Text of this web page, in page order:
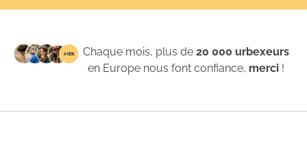
Chaque mois, plus de20 000 urbexeurs
en Europe nous font confiance, merci !